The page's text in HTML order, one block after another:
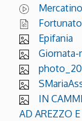
Epifania
IN
AD AREZZO